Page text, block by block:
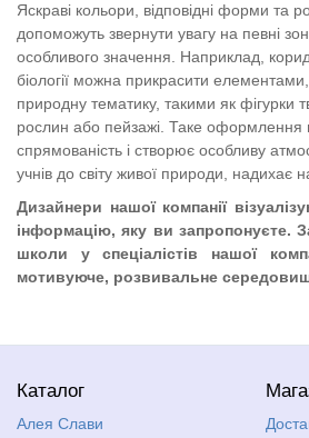
Яскраві кольори, відповідні форми та
допоможуть звернути увагу на певні
особливого значення. Наприклад,
біології можна прикрасити
природну тематику, такими як фігурки
рослин або пейзажі. Таке оформлення
спрямованість і створює особливу
учнів до світу живої природи, надихає
Дизайнери нашої компанії
інформацію, яку ви запропонуєте.
школи у спеціалістів нашої
мотивуюче, розвивальне
Каталог
Алея Слави